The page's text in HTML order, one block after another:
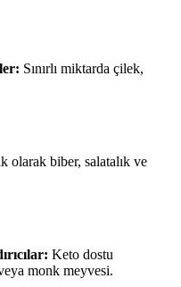
Sınırlı miktarda çilek,
olarak biber, salatalık ve
Keto dostu
monk meyvesi.